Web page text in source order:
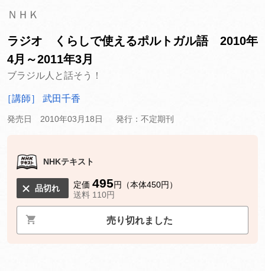
ＮＨＫ
ラジオ くらしで使えるポルトガル語 2010年
4月～2011年3月
ブラジル人と話そう！
［講師］ 武田千香
発売日 2010年03月18日 発行：不定期刊
NHKテキスト
品切れ 定価 495円（本体450円）
送料 110円
売り切れました